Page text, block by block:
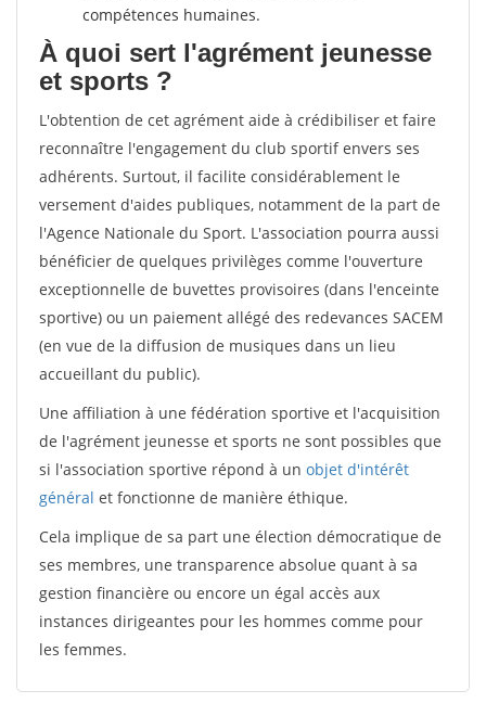
compétences humaines.
À quoi sert l'agrément jeunesse
et sports ?
L'obtention de cet agrément aide à crédibiliser et faire
reconnaître l'engagement du club sportif envers ses
adhérents. Surtout, il facilite considérablement le
versement d'aides publiques, notamment de la part de
l'Agence Nationale du Sport. L'association pourra aussi
bénéficier de quelques privilèges comme l'ouverture
exceptionnelle de buvettes provisoires (dans l'enceinte
sportive) ou un paiement allégé des redevances SACEM
(en vue de la diffusion de musiques dans un lieu
accueillant du public).
Une affiliation à une fédération sportive et l'acquisition
de l'agrément jeunesse et sports ne sont possibles que
si l'association sportive répond à un objet d'intérêt
général et fonctionne de manière éthique.
Cela implique de sa part une élection démocratique de
ses membres, une transparence absolue quant à sa
gestion financière ou encore un égal accès aux
instances dirigeantes pour les hommes comme pour
les femmes.